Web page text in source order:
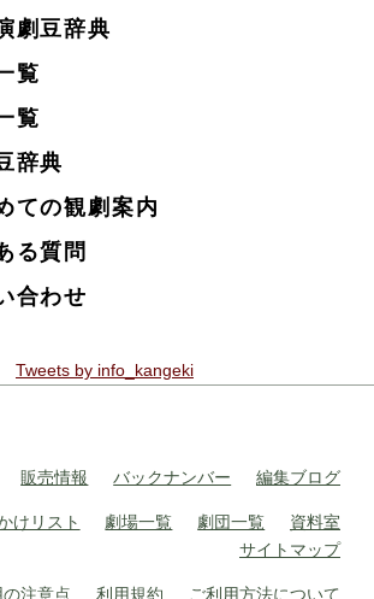
劇豆辞典
覧
覧
辞典
ての観劇案内
る質問
合わせ
Tweets by info_kangeki
販売情報 バックナンバー 編集ブログ
けリスト 劇場一覧 劇団一覧
資料室
サイトマップ
注意点 利用規約 ご利用方法について